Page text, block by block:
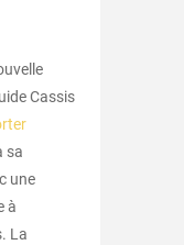
Cassis
sa
une
à
La